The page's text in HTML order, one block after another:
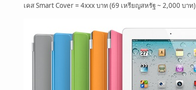
เคส Smart Cover = 4xxx บาท (69 เหรียญสหรัฐ ~ 2,000 บาท)